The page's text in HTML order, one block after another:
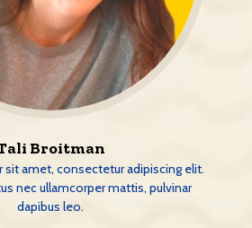
Broitman
amet, consectetur adipiscing elit.
nec ullamcorper mattis, pulvinar
dapibus leo.